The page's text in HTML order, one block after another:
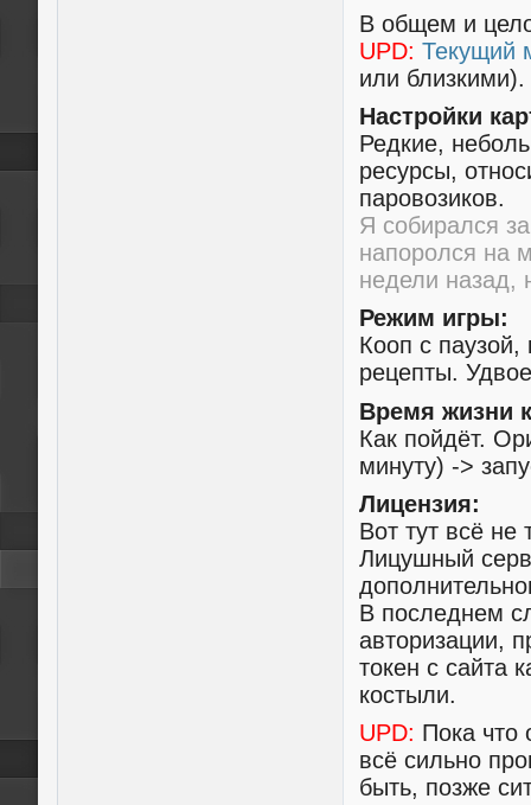
В общем и
UPD: Текущий
или близкими).
Настройки
Редкие,
ресурсы,
паровозиков.
Я собирался
напоролся на
недели назад,
Режим игры:
Кооп с паузой,
рецепты.
Время жизни
Как пойдёт.
минуту) ->
Лицензия:
Вот тут всё не
Лицушный
В последнем
авторизации,
токен с сайта
костыли.
UPD: Пока что
всё сильно
быть, позже